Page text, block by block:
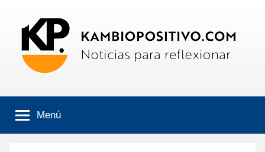
contenido
Kambiopositivo
online.
Noticias
Menú